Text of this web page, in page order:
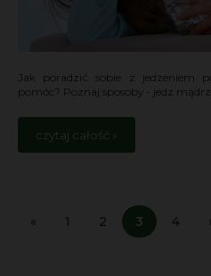
Jak poradzić sobie z jedzeniem
pomóc? Poznaj sposoby - jedz
czytaj całość »
« 1 2 3 4